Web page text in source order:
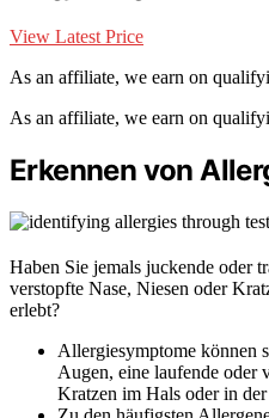
View Latest Price
As an affiliate, we earn on
As an affiliate, we earn on
Erkennen von
Haben Sie jemals juckende oder
verstopfte Nase, Niesen oder
erlebt?
Allergiesymptome können
Augen, eine laufende oder
Kratzen im Hals oder in der